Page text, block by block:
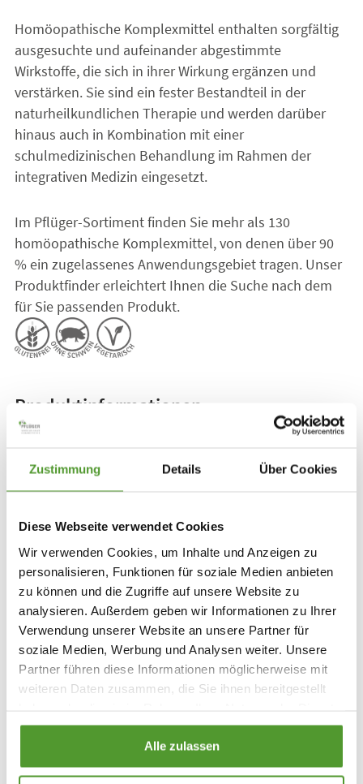
Zustimmung Details Über Cookies
Diese Webseite verwendet Cookies
Wir verwenden Cookies, um Inhalte und Anzeigen zu
personalisieren, Funktionen für soziale Medien anbieten
zu können und die Zugriffe auf unsere Website zu
analysieren. Außerdem geben wir Informationen zu Ihrer
Verwendung unserer Website an unsere Partner für
soziale Medien, Werbung und Analysen weiter. Unsere
Partner führen diese Informationen möglicherweise mit
weiteren Daten zusammen, die Sie ihnen bereitgestellt
gesammelt haben.
Alle zulassen
Produktinformationen
Dosierung/Anwendungsempfehlung
Wirkstoffe
Download Gebrauchsinformation
Homöopathische Komplexmittel enthalten sorgfältig
ausgesuchte und aufeinander abgestimmte
Wirkstoffe, die sich in ihrer Wirkung ergänzen und
verstärken. Sie sind ein fester Bestandteil in der
naturheilkundlichen Therapie und werden darüber
hinaus auch in Kombination mit einer
schulmedizinischen Behandlung im Rahmen der
integrativen Medizin eingesetzt.
Im Pflüger-Sortiment finden Sie mehr als 130
homöopathische Komplexmittel, von denen über 90
% ein zugelassenes Anwendungsgebiet tragen. Unser
Produktfinder erleichtert Ihnen die Suche nach dem
für Sie passenden Produkt.